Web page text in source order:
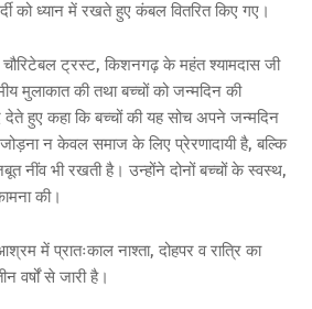
को ध्यान में रखते हुए कंबल वितरित किए गए।
चौरिटेबल ट्रस्ट, किशनगढ़ के महंत श्यामदास जी
मुलाकात की तथा बच्चों को जन्मदिन की
देते हुए कहा कि बच्चों की यह सोच अपने जन्मदिन
न केवल समाज के लिए प्रेरणादायी है, बल्कि
नींव भी रखती है। उन्होंने दोनों बच्चों के स्वस्थ,
की।
में प्रातःकाल नाश्ता, दोहपर व रात्रि का
वर्षों से जारी है।